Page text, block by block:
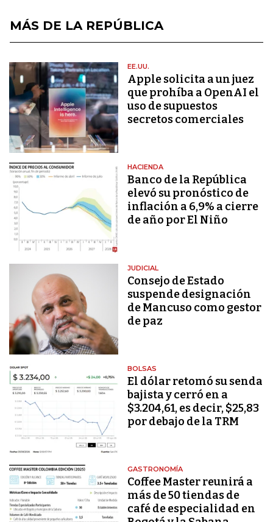
MÁS DE LA REPÚBLICA
EE.UU.
Apple solicita a un juez
que prohíba a OpenAI el
uso de supuestos
secretos comerciales
HACIENDA
Banco de la República
elevó su pronóstico de
inflación a 6,9% a cierre
de año por El Niño
JUDICIAL
Consejo de Estado
suspende designación
de Mancuso como gestor
de paz
BOLSAS
El dólar retomó su senda
bajista y cerró en a
$3.204,61, es decir, $25,83
por debajo de la TRM
GASTRONOMÍA
Coffee Master reunirá a
más de 50 tiendas de
café de especialidad en